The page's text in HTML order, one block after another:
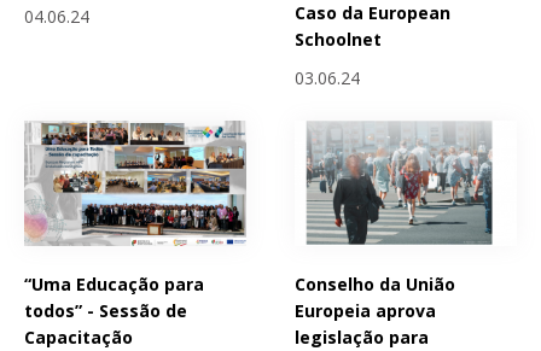
04.06.24
Caso da European
Schoolnet
03.06.24
“Uma Educação para
todos” - Sessão de
Capacitação
Conselho da União
Europeia aprova
legislação para